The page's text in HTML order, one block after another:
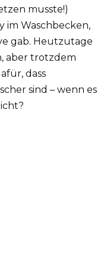
musste!)
im Waschbecken,
gab. Heutzutage
aber trotzdem
dass
sind – wenn es